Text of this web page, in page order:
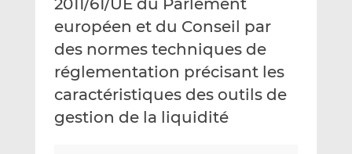
i
l
n
k
e
d
n
c
e
b
o
k
2011/61/UE du Parlement
européen et du Conseil par
des normes techniques de
réglementation précisant les
caractéristiques des outils de
gestion de la liquidité